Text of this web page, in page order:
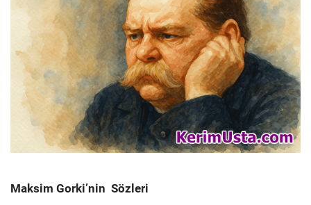
Maksim Gorki’nin Sözleri